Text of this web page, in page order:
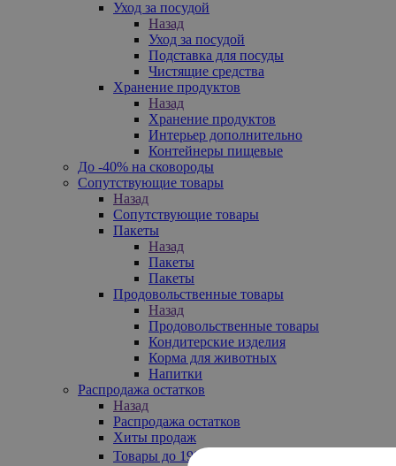
Уход за посудой
Назад
Уход за посудой
Подставка для посуды
Чистящие средства
Хранение продуктов
Назад
Хранение продуктов
Интерьер дополнительно
Контейнеры пищевые
До -40% на сковороды
Сопутствующие товары
Назад
Сопутствующие товары
Пакеты
Назад
Пакеты
Пакеты
Продовольственные товары
Назад
Продовольственные товары
Кондитерские изделия
Корма для животных
Напитки
Распродажа остатков
Назад
Распродажа остатков
Хиты продаж
Товары до 199₽